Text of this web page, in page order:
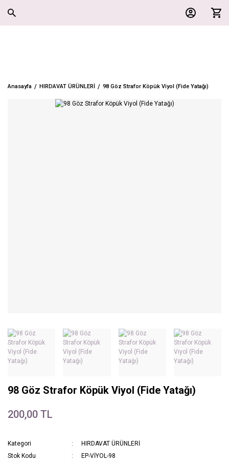
Anasayfa HIRDAVAT ÜRÜNLERİ 98 Göz Strafor Köpük Viyol (Fide Yatağı)
98 Göz Strafor Köpük Viyol (Fide Yatağı)
200,00 TL
Kategori
HIRDAVAT ÜRÜNLERİ
Stok Kodu
EP-VİYOL-98